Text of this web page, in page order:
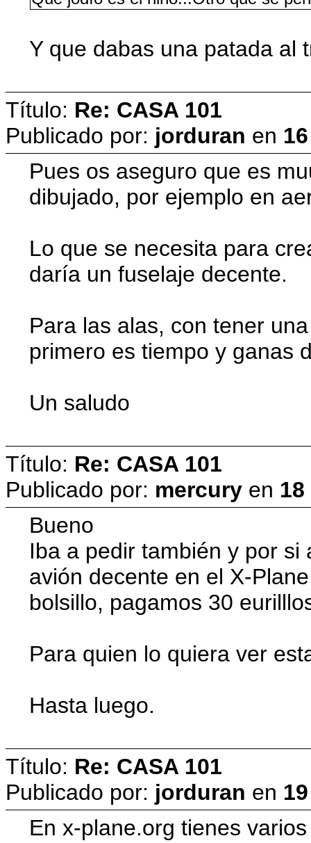
Y que dabas una patada al
Título: Re: CASA 101
Publicado por: jorduran en
Pues os aseguro que es
dibujado, por ejemplo en
Lo que se necesita para
daría un fuselaje decente.
Para las alas, con tener
primero es tiempo y ganas
Un saludo
Título: Re: CASA 101
Publicado por: mercury en
Bueno
Iba a pedir también y por
avión decente en el X-
bolsillo, pagamos 30
Para quien lo quiera ver
Hasta luego.
Título: Re: CASA 101
Publicado por: jorduran en
En x-plane.org tienes